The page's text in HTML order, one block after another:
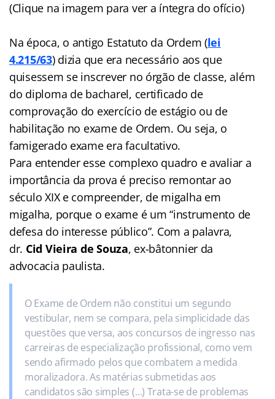
(Clique na imagem para ver a íntegra do ofício)
Na época, o antigo Estatuto da Ordem (lei
4.215/63) dizia que era necessário aos que
quisessem se inscrever no órgão de classe, além
do diploma de bacharel, certificado de
comprovação do exercício de estágio ou de
habilitação no exame de Ordem. Ou seja, o
famigerado exame era facultativo.
Para entender esse complexo quadro e avaliar a
importância da prova é preciso remontar ao
século XIX e compreender, de migalha em
migalha, porque o exame é um “instrumento de
defesa do interesse público”. Com a palavra,
dr. Cid Vieira de Souza, ex-bâtonnier da
advocacia paulista.
O Exame de Ordem não constitui um segundo
vestibular, nem se compara, pela simplicidade das
questões que versa, aos concursos de ingresso nas
carreiras de especialização profissional, como vem
sendo afirmado pelos que combatem a medida
moralizadora. As matérias submetidas aos
candidatos são simples (…) Trata-se de problemas